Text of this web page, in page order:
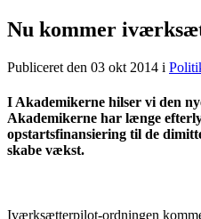
Nu kommer
Publiceret den 03 okt 2014 i
I Akademikerne hilser vi den
Akademikerne har længe
opstartsfinansiering til de
skabe vækst.
Iværksætterpilot-ordningen